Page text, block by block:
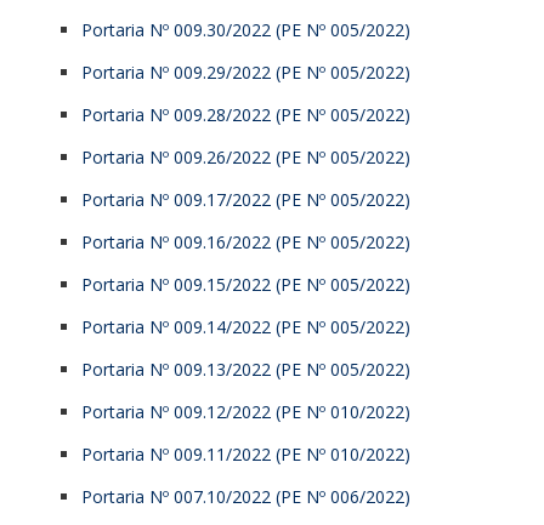
Portaria Nº 009.30/2022 (PE Nº 005/2022)
Portaria Nº 009.29/2022 (PE Nº 005/2022)
Portaria Nº 009.28/2022 (PE Nº 005/2022)
Portaria Nº 009.26/2022 (PE Nº 005/2022)
Portaria Nº 009.17/2022 (PE Nº 005/2022)
Portaria Nº 009.16/2022 (PE Nº 005/2022)
Portaria Nº 009.15/2022 (PE Nº 005/2022)
Portaria Nº 009.14/2022 (PE Nº 005/2022)
Portaria Nº 009.13/2022 (PE Nº 005/2022)
Portaria Nº 009.12/2022 (PE Nº 010/2022)
Portaria Nº 009.11/2022 (PE Nº 010/2022)
Portaria Nº 007.10/2022 (PE Nº 006/2022)